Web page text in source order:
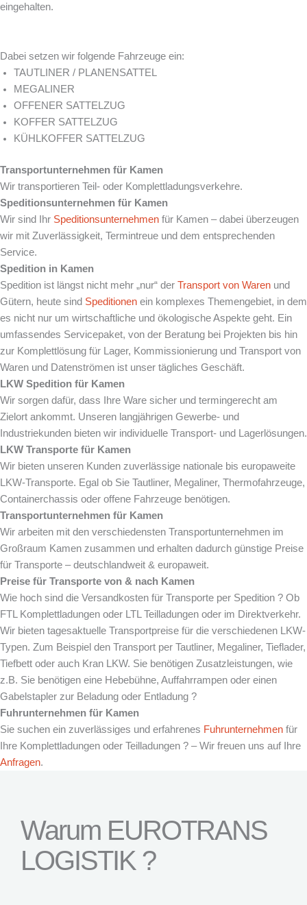
eingehalten.
Dabei setzen wir folgende Fahrzeuge ein:
TAUTLINER / PLANENSATTEL
MEGALINER
OFFENER SATTELZUG
KOFFER SATTELZUG
KÜHLKOFFER SATTELZUG
Transportunternehmen für Kamen
Wir transportieren Teil- oder Komplettladungsverkehre.
Speditionsunternehmen für Kamen
Wir sind Ihr Speditionsunternehmen für Kamen – dabei überzeugen
wir mit Zuverlässigkeit, Termintreue und dem entsprechenden
Service.
Spedition in Kamen
Spedition ist längst nicht mehr „nur“ der Transport von Waren und
Gütern, heute sind Speditionen ein komplexes Themengebiet, in dem
es nicht nur um wirtschaftliche und ökologische Aspekte geht. Ein
umfassendes Servicepaket, von der Beratung bei Projekten bis hin
zur Komplettlösung für Lager, Kommissionierung und Transport von
Waren und Datenströmen ist unser tägliches Geschäft.
LKW Spedition für Kamen
Wir sorgen dafür, dass Ihre Ware sicher und termingerecht am
Zielort ankommt. Unseren langjährigen Gewerbe- und
Industriekunden bieten wir individuelle Transport- und Lagerlösungen.
LKW Transporte für Kamen
Wir bieten unseren Kunden zuverlässige nationale bis europaweite
LKW-Transporte. Egal ob Sie Tautliner, Megaliner, Thermofahrzeuge,
Containerchassis oder offene Fahrzeuge benötigen.
Transportunternehmen für Kamen
Wir arbeiten mit den verschiedensten Transportunternehmen im
Großraum Kamen zusammen und erhalten dadurch günstige Preise
für Transporte – deutschlandweit & europaweit.
Preise für Transporte von & nach Kamen
Wie hoch sind die Versandkosten für Transporte per Spedition ? Ob
FTL Komplettladungen oder LTL Teilladungen oder im Direktverkehr.
Wir bieten tagesaktuelle Transportpreise für die verschiedenen LKW-
Typen. Zum Beispiel den Transport per Tautliner, Megaliner, Tieflader,
Tiefbett oder auch Kran LKW. Sie benötigen Zusatzleistungen, wie
z.B. Sie benötigen eine Hebebühne, Auffahrrampen oder einen
Gabelstapler zur Beladung oder Entladung ?
Fuhrunternehmen für Kamen
Sie suchen ein zuverlässiges und erfahrenes Fuhrunternehmen für
Ihre Komplettladungen oder Teilladungen ? – Wir freuen uns auf Ihre
Anfragen.
Warum EUROTRANS
LOGISTIK ?